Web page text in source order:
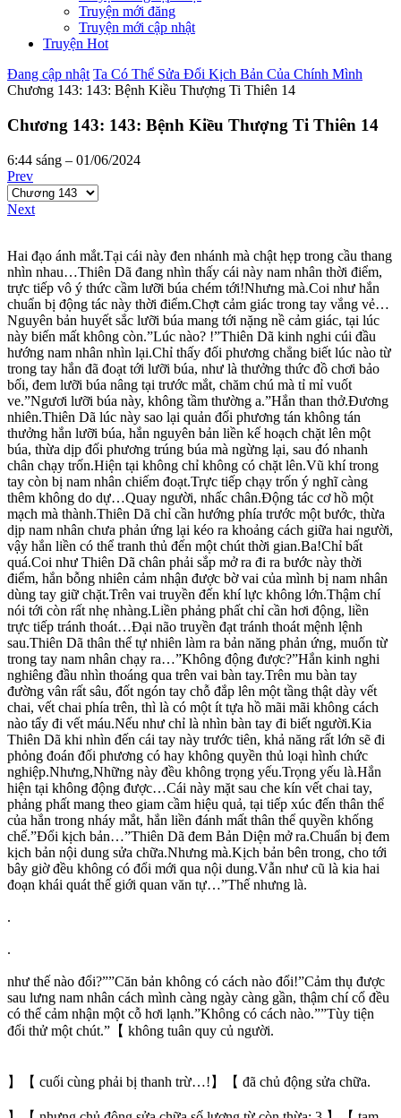
Truyện mới đăng
Truyện mới cập nhật
Truyện Hot
Đang cập nhật Ta Có Thể Sửa Đổi Kịch Bản Của Chính Mình
Chương 143: 143: Bệnh Kiều Thượng Ti Thiên 14
Chương 143: 143: Bệnh Kiều Thượng Ti Thiên 14
6:44 sáng – 01/06/2024
Prev
Next
Hai đạo ánh mắt.Tại cái này đen nhánh mà chật hẹp trong cầu thang
nhìn nhau…Thiên Dã đang nhìn thấy cái này nam nhân thời điểm,
trực tiếp vô ý thức cầm lưỡi búa chém tới!Nhưng mà.Coi như hắn
chuẩn bị động tác này thời điểm.Chợt cảm giác trong tay vắng vẻ…
Nguyên bản huyết sắc lưỡi búa mang tới nặng nề cảm giác, tại lúc
này biến mất không còn.”Lúc nào? !”Thiên Dã kinh nghi cúi đầu
hướng nam nhân nhìn lại.Chỉ thấy đối phương chẳng biết lúc nào từ
trong tay hắn đã đoạt tới lưỡi búa, như là thưởng thức đồ chơi bảo
bối, đem lưỡi búa nâng tại trước mắt, chăm chú mà tỉ mỉ vuốt
ve.”Ngươi lưỡi búa này, không tầm thường a.”Hắn than thở.Đương
nhiên.Thiên Dã lúc này sao lại quản đối phương tán không tán
thưởng hắn lưỡi búa, hắn nguyên bản liền kế hoạch chặt lên một
búa, thừa dịp đối phương trúng búa mà ngừng lại, sau đó nhanh
chân chạy trốn.Hiện tại không chỉ không có chặt lên.Vũ khí trong
tay còn bị nam nhân chiếm đoạt.Trực tiếp chạy trốn ý nghĩ càng
thêm không do dự…Quay người, nhấc chân.Động tác cơ hồ một
mạch mà thành.Thiên Dã chỉ cần hướng phía trước một bước, thừa
dịp nam nhân chưa phản ứng lại kéo ra khoảng cách giữa hai người,
vậy hắn liền có thể tranh thủ đến một chút thời gian.Ba!Chỉ bất
quá.Coi như Thiên Dã chân phải sắp mở ra đi ra bước này thời
điểm, hắn bỗng nhiên cảm nhận được bờ vai của mình bị nam nhân
dùng tay giữ chặt.Trên vai truyền đến khí lực không lớn.Thậm chí
nói tới còn rất nhẹ nhàng.Liền phảng phất chỉ cần hơi động, liền
trực tiếp tránh thoát…Đại não truyền đạt tránh thoát mệnh lệnh
sau.Thiên Dã thân thể tự nhiên làm ra bản năng phản ứng, muốn từ
trong tay nam nhân chạy ra…”Không động được?”Hắn kinh nghi
nghiêng đầu nhìn thoáng qua trên vai bàn tay.Trên mu bàn tay
đường vân rất sâu, đốt ngón tay chỗ đắp lên một tầng thật dày vết
chai, vết chai phía trên, thì là có một ít tựa hồ mãi mãi không cách
nào tẩy đi vết máu.Nếu như chỉ là nhìn bàn tay đi biết người.Kia
Thiên Dã khi nhìn đến cái tay này trước tiên, khả năng rất lớn sẽ đi
phỏng đoán đối phương có hay không quyền thủ loại hình chức
nghiệp.Nhưng,Những này đều không trọng yếu.Trọng yếu là.Hắn
hiện tại không động được…Cái này mặt sau che kín vết chai tay,
phảng phất mang theo giam cầm hiệu quả, tại tiếp xúc đến thân thể
của hắn trong nháy mắt, hắn liền đánh mất thân thể quyền khống
chế.”Đổi kịch bản…”Thiên Dã đem Bản Diện mở ra.Chuẩn bị đem
kịch bản nội dung sửa chữa.Nhưng mà.Kịch bản bên trong, cho tới
bây giờ đều không có đổi mới qua nội dung.Vẫn như cũ là kia hai
đoạn khái quát thế giới quan văn tự…”Thế nhưng là.
.
.
như thế nào đổi?””Căn bản không có cách nào đổi!”Cảm thụ được
sau lưng nam nhân cách mình càng ngày càng gần, thậm chí cổ đều
có thể cảm nhận một cỗ hơi lạnh.”Không có cách nào.””Tùy tiện
đổi thử một chút.”【 không tuân quy củ người.
】【 cuối cùng phải bị thanh trừ…!】【 đã chủ động sửa chữa.